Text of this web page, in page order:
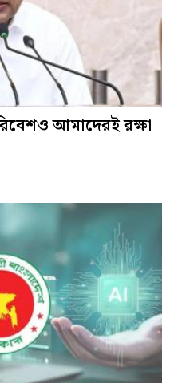
আমাদেরই রক্ষা